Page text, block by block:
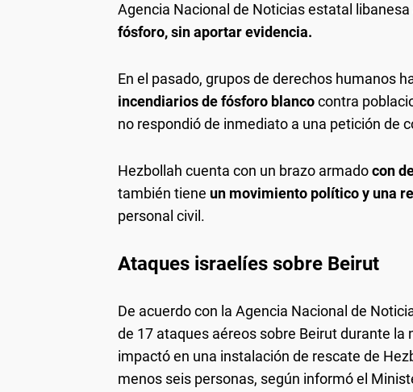
Agencia Nacional de Noticias estatal libanesa
fósforo, sin aportar evidencia.
En el pasado, grupos de derechos humanos
incendiarios de fósforo blancocontra
no respondió de inmediato a una petición de
Hezbollah cuenta con un brazo armadocon
también tiene un movimiento político y una
personal civil.
Ataques israelíes sobre Beirut
De acuerdo con la Agencia Nacional de
de 17 ataques aéreos sobre Beirut durante la
impactó en una instalación de rescate de
menos seis personas, según informó el